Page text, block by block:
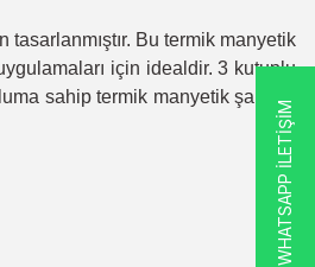
Bu termik manyetik
için idealdir. 3 kutuplu
sahip termik manyetik şalterin
WHATSAPP İLETİŞİM